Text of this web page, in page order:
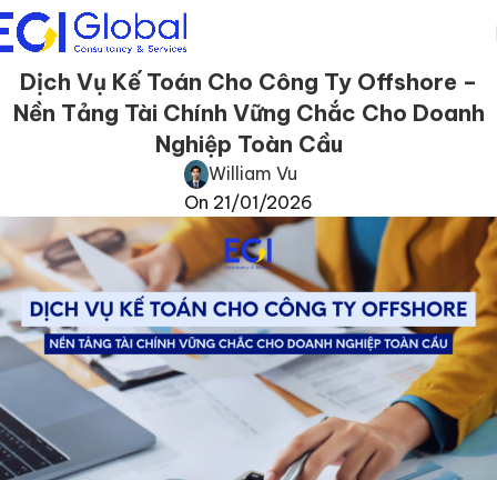
Dịch Vụ Kế Toán Cho Công Ty Offshore –
Nền Tảng Tài Chính Vững Chắc Cho Doanh
Nghiệp Toàn Cầu
William Vu
On 21/01/2026